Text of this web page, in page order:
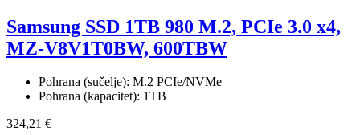
Samsung SSD 1TB 980 M.2, PCIe 3.0 x4,
MZ-V8V1T0BW, 600TBW
Pohrana (sučelje): M.2 PCIe/NVMe
Pohrana (kapacitet): 1TB
324,21 €